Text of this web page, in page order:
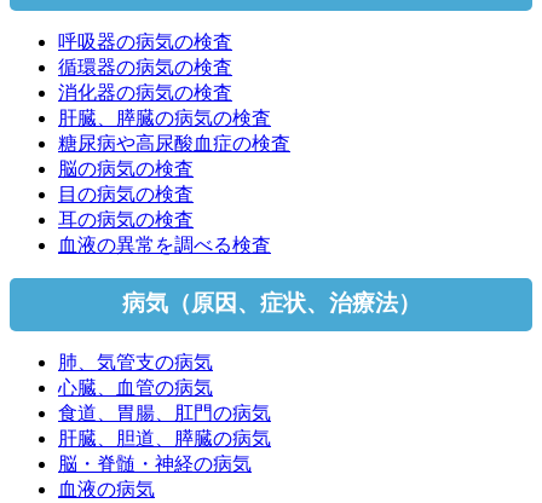
呼吸器の病気の検査
循環器の病気の検査
消化器の病気の検査
肝臓、膵臓の病気の検査
糖尿病や高尿酸血症の検査
脳の病気の検査
目の病気の検査
耳の病気の検査
血液の異常を調べる検査
病気（原因、症状、治療法）
肺、気管支の病気
心臓、血管の病気
食道、胃腸、肛門の病気
肝臓、胆道、膵臓の病気
脳・脊髄・神経の病気
血液の病気